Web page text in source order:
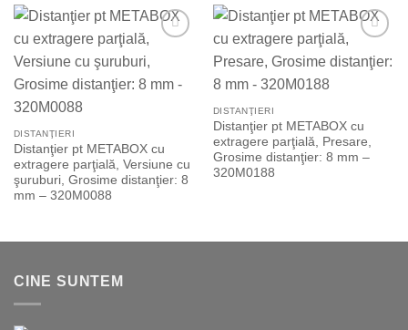
Wishlist
DISTANŢIERI
Distanţier pt METABOX cu
extragere parţială, Versiune cu
şuruburi, Grosime distanţier: 8
mm – 320M0088
Wishlist
DISTANŢIERI
Distanţier pt METABOX cu
extragere parţială, Presare,
Grosime distanţier: 8 mm –
320M0188
CINE SUNTEM